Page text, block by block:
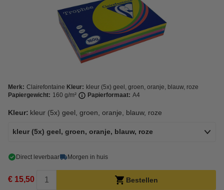
Merk: Clairefontaine Kleur: kleur (5x) geel, groen, oranje, blauw, roze
Papiergewicht: 160 g/m² Papierformaat: A4
Kleur: kleur (5x) geel, groen, oranje, blauw, roze
kleur (5x) geel, groen, oranje, blauw, roze
Direct leverbaar Morgen in huis
€ 15,50 Bestellen